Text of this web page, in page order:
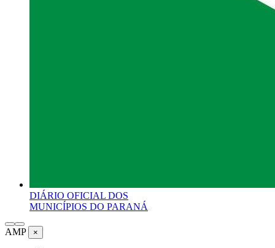
DIÁRIO OFICIAL DOS
MUNICÍPIOS DO PARANÁ
AMP ×